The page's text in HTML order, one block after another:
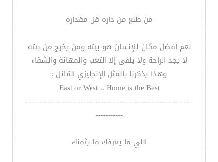
من طلع من داره قل مقداره
نعم أفضل مكان للإنسان هو بيته ومن يخرج من بيته
لا يجد الراحة ولا يلقى إلا التعب والمهانة والشقاء
وهذا يذكرنا بالمثل الإنجليزي القائل :
East or West .. Home is the Best
---------------------------------------------------------------------
-----------
اللي ما يعرفك ما يثمنك